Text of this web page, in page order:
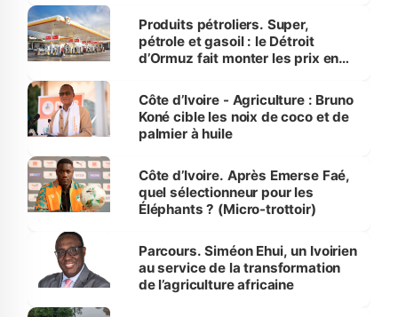
menacées
Produits pétroliers. Super,
pétrole et gasoil : le Détroit
d’Ormuz fait monter les prix en
Côte d’Ivoire - Agriculture : Bruno
Koné cible les noix de coco et de
palmier à huile
Côte d’Ivoire. Après Emerse Faé,
quel sélectionneur pour les
Éléphants ? (Micro-trottoir)
Parcours. Siméon Ehui, un Ivoirien
au service de la transformation
de l’agriculture africaine